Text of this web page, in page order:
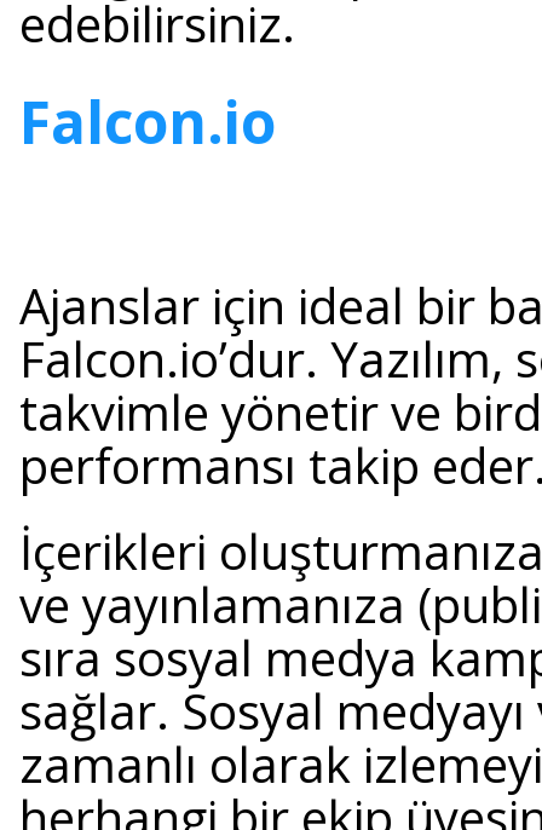
edebilirsiniz.
Falcon.io
Ajanslar için ideal bir
Falcon.io’dur.
takvimle yönetir ve
performansı takip
İçerikleri
ve yayınlamanıza
sıra sosyal medya
sağlar. Sosyal
zamanlı olarak